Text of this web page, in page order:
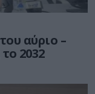
αύριο –
2032